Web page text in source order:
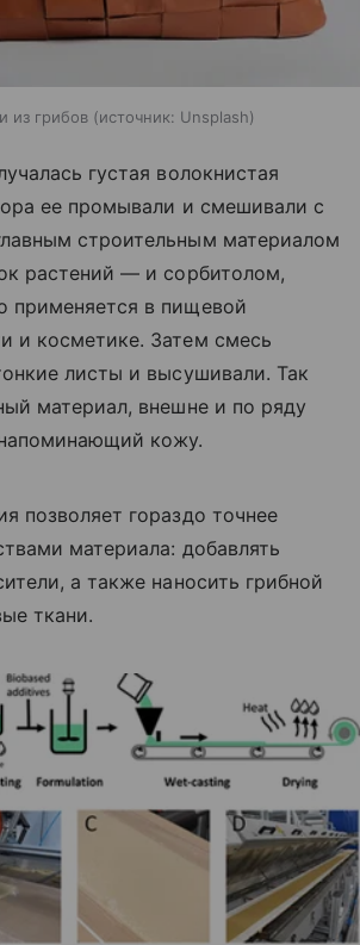
из грибов источник: Unsplash
густая волокнистая
ее промывали и смешивали с
строительным материалом
растений — и сорбитолом,
применяется в пищевой
и косметике. Затем смесь
листы и высушивали. Так
материал, внешне и по ряду
кожу.
позволяет гораздо точнее
материала: добавлять
а также наносить грибной
ткани.